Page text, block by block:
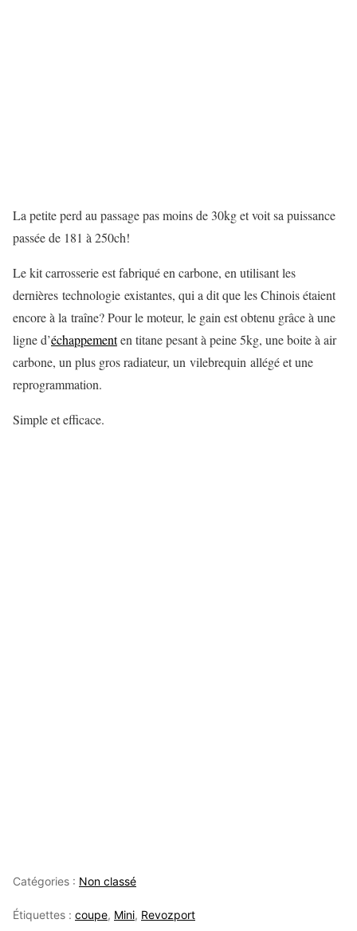
La petite perd au passage pas moins de 30kg et voit sa puissance
passée de 181 à 250ch!
Le kit carrosserie est fabriqué en carbone, en utilisant les
dernières technologie existantes, qui a dit que les Chinois étaient
encore à la traîne? Pour le moteur, le gain est obtenu grâce à une
ligne d’échappementen titane pesant à peine 5kg, une boite à air
carbone, un plus gros radiateur, un vilebrequin allégé et une
reprogrammation.
Simple et efficace.
Catégories : Non classé
Étiquettes : coupe, Mini, Revozport